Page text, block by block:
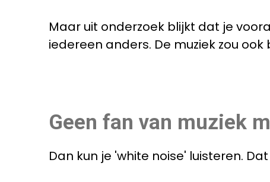
Maar uit onderzoek blijkt dat je
iedereen anders. De muziek zou
Geen fan van muziek
Dan kun je 'white noise' luisteren.